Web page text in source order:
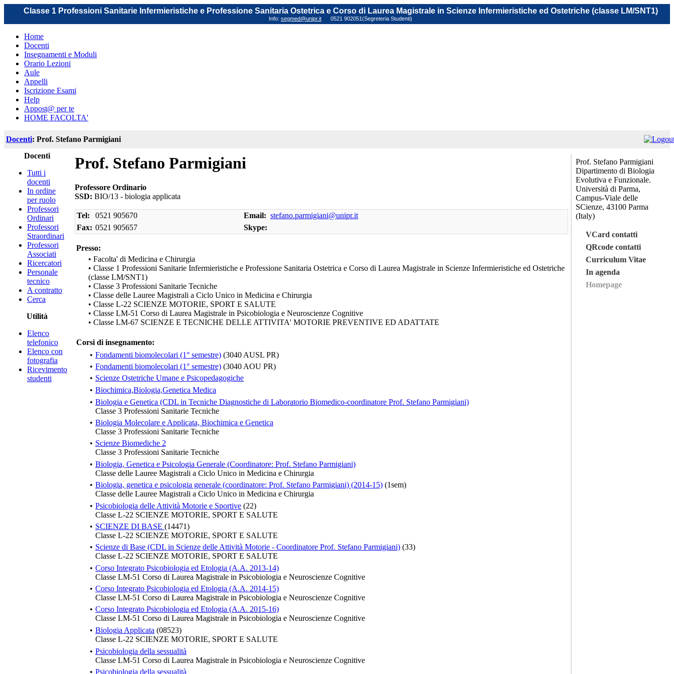
Classe 1 Professioni Sanitarie Infermieristiche e Professione Sanitaria Ostetrica e Corso di Laurea Magistrale in Scienze Infermieristiche ed Ostetriche (classe LM/SNT1)
Info: segmed@unipr.it 0521 902051(Segreteria Studenti)
Home
Docenti
Insegnamenti e Moduli
Orario Lezioni
Aule
Appelli
Iscrizione Esami
Help
Appost@ per te
HOME FACOLTA'
Docenti: Prof. Stefano Parmigiani
Docenti
Tutti i
docenti
In ordine
per ruolo
Professori
Ordinari
Professori
Straordinari
Professori
Associati
Ricercatori
Personale
tecnico
A contratto
Cerca
Utilità
Elenco
telefonico
Elenco con
fotografia
Ricevimento
studenti
Prof. Stefano Parmigiani
Professore Ordinario
SSD: BIO/13 - biologia applicata
Tel: 0521 905670 Email: stefano.parmigiani@unipr.it
Fax: 0521 905657 Skype:
Presso:
• Facolta' di Medicina e Chirurgia
• Classe 1 Professioni Sanitarie Infermieristiche e Professione Sanitaria Ostetrica e Corso di Laurea Magistrale in Scienze Infermieristiche ed Ostetriche
(classe LM/SNT1)
• Classe 3 Professioni Sanitarie Tecniche
• Classe delle Lauree Magistrali a Ciclo Unico in Medicina e Chirurgia
• Classe L-22 SCIENZE MOTORIE, SPORT E SALUTE
• Classe LM-51 Corso di Laurea Magistrale in Psicobiologia e Neuroscienze Cognitive
• Classe LM-67 SCIENZE E TECNICHE DELLE ATTIVITA' MOTORIE PREVENTIVE ED ADATTATE
Corsi di insegnamento:
• Fondamenti biomolecolari (1° semestre) (3040 AUSL PR)
• Fondamenti biomolecolari (1° semestre) (3040 AOU PR)
• Scienze Ostetriche Umane e Psicopedagogiche
• Biochimica,Biologia,Genetica Medica
• Biologia e Genetica (CDL in Tecniche Diagnostiche di Laboratorio Biomedico-coordinatore Prof. Stefano Parmigiani)
Classe 3 Professioni Sanitarie Tecniche
• Biologia Molecolare e Applicata, Biochimica e Genetica
Classe 3 Professioni Sanitarie Tecniche
• Scienze Biomediche 2
Classe 3 Professioni Sanitarie Tecniche
• Biologia, Genetica e Psicologia Generale (Coordinatore: Prof. Stefano Parmigiani)
Classe delle Lauree Magistrali a Ciclo Unico in Medicina e Chirurgia
• Biologia, genetica e psicologia generale (coordinatore: Prof. Stefano Parmigiani) (2014-15) (1sem)
Classe delle Lauree Magistrali a Ciclo Unico in Medicina e Chirurgia
• Psicobiologia delle Attività Motorie e Sportive (22)
Classe L-22 SCIENZE MOTORIE, SPORT E SALUTE
• SCIENZE DI BASE (14471)
Classe L-22 SCIENZE MOTORIE, SPORT E SALUTE
• Scienze di Base (CDL in Scienze delle Attività Motorie - Coordinatore Prof. Stefano Parmigiani) (33)
Classe L-22 SCIENZE MOTORIE, SPORT E SALUTE
• Corso Integrato Psicobiologia ed Etologia (A.A. 2013-14)
Classe LM-51 Corso di Laurea Magistrale in Psicobiologia e Neuroscienze Cognitive
• Corso Integrato Psicobiologia ed Etologia (A.A. 2014-15)
Classe LM-51 Corso di Laurea Magistrale in Psicobiologia e Neuroscienze Cognitive
• Corso Integrato Psicobiologia ed Etologia (A.A. 2015-16)
Classe LM-51 Corso di Laurea Magistrale in Psicobiologia e Neuroscienze Cognitive
• Biologia Applicata (08523)
Classe L-22 SCIENZE MOTORIE, SPORT E SALUTE
• Psicobiologia della sessualità
Classe LM-51 Corso di Laurea Magistrale in Psicobiologia e Neuroscienze Cognitive
• Psicobiologia della sessualità
Prof. Stefano Parmigiani
Dipartimento di Biologia
Evolutiva e Funzionale.
Università di Parma,
Campus-Viale delle
SCienze, 43100 Parma
(Italy)
VCard contatti
QRcode contatti
Curriculum Vitae
In agenda
Homepage